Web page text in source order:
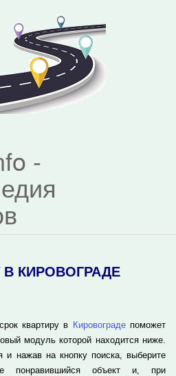
-
В КИРОВОГРАДЕ
квартиру в Кировоградепоможет
модуль которой находится ниже.
и нажав на кнопку поиска, выберите
понравившийся объект и, при